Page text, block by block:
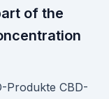
of the
Produkte CBD-